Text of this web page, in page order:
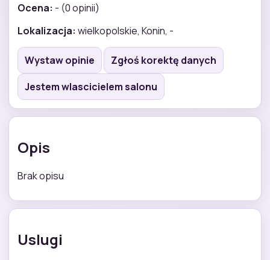
Ocena: - (0 opinii)
Lokalizacja: wielkopolskie, Konin, -
Wystaw opinie
Zgłoś korektę danych
Jestem wlascicielem salonu
Opis
Brak opisu
Uslugi